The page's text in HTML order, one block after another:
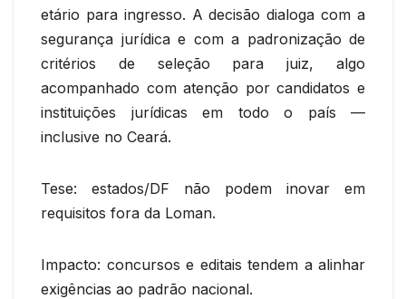
etário para ingresso. A decisão dialoga com a
segurança jurídica e com a padronização de
critérios de seleção para juiz, algo
acompanhado com atenção por candidatos e
instituições jurídicas em todo o país —
inclusive no Ceará.
Tese: estados/DF não podem inovar em
requisitos fora da Loman.
Impacto: concursos e editais tendem a alinhar
exigências ao padrão nacional.